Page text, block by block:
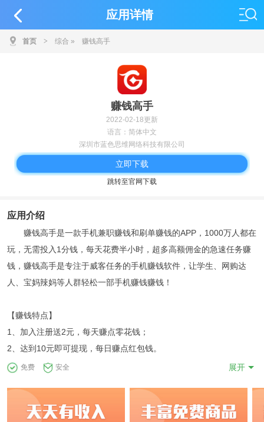
应用详情
首页 > 综合 » 赚钱高手
赚钱高手
2022-02-18更新
语言：简体中文
深圳市蓝色思维网络科技有限公司
立即下载
跳转至官网下载
应用介绍
赚钱高手是一款手机兼职赚钱和刷单赚钱的APP，1000万人都在
玩，无需投入1分钱，每天花费半小时，超多高额佣金的急速任务赚
钱，赚钱高手是专注于威客任务的手机赚钱软件，让学生、网购达
人、宝妈辣妈等人群轻松一部手机赚钱赚钱！
【赚钱特点】
1、加入注册送2元，每天赚点零花钱；
2、达到10元即可提现，每日赚点红包钱。
免费 安全 展开